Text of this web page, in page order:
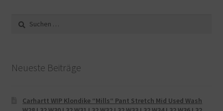
Suche
nach:
Neueste Beiträge
Carhartt WIP Klondike “Mills“ Pant Stretch Mid Used Wash